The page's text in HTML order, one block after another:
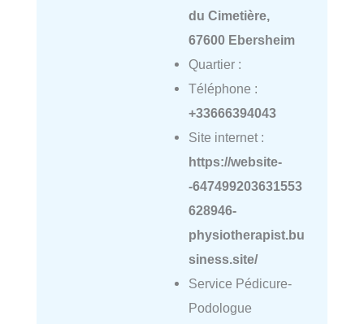
du Cimetière,
67600 Ebersheim
Quartier :
Téléphone :
+33666394043
Site internet :
https://website-
-647499203631553
628946-
physiotherapist.bu
siness.site/
Service Pédicure-
Podologue